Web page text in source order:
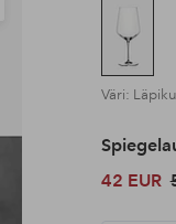
Väri:
42 EUR